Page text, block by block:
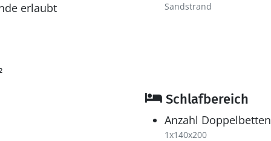
erlaubt Sandstrand
Schlafbereich
Anzahl
1x140x200